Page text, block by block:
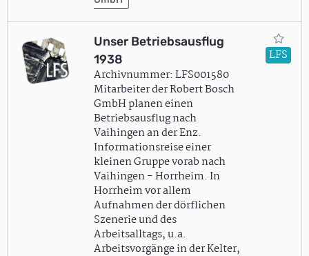
Unser Betriebsausflug
1938
Archivnummer: LFS001580
Mitarbeiter der Robert Bosch
GmbH planen einen
Betriebsausflug nach
Vaihingen an der Enz.
Informationsreise einer
kleinen Gruppe vorab nach
Vaihingen - Horrheim. In
Horrheim vor allem
Aufnahmen der dörflichen
Szenerie und des
Arbeitsalltags, u.a.
Arbeitsvorgänge in der Kelter,
LFS